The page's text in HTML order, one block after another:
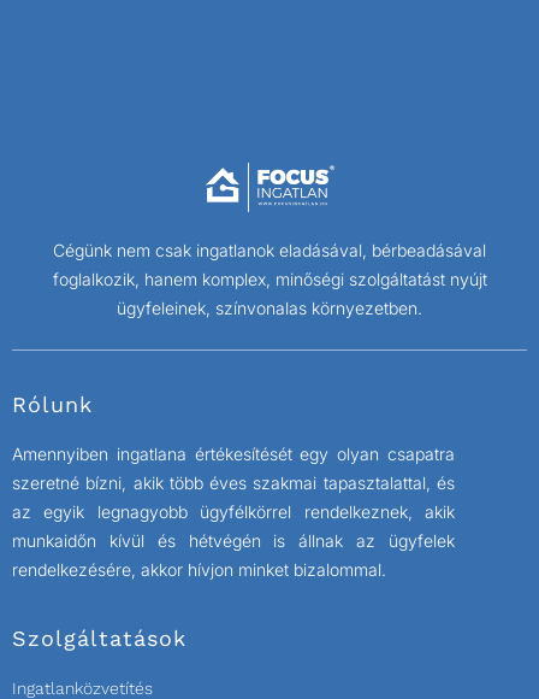
Cégünk nem csak ingatlanok eladásával, bérbeadásával
foglalkozik, hanem komplex, minőségi szolgáltatást nyújt
ügyfeleinek, színvonalas környezetben.
Rólunk
Amennyiben ingatlana értékesítését egy olyan csapatra
szeretné bízni, akik több éves szakmai tapasztalattal, és
az egyik legnagyobb ügyfélkörrel rendelkeznek, akik
munkaidőn kívül és hétvégén is állnak az ügyfelek
rendelkezésére, akkor hívjon minket bizalommal.
Szolgáltatások
Ingatlanközvetítés